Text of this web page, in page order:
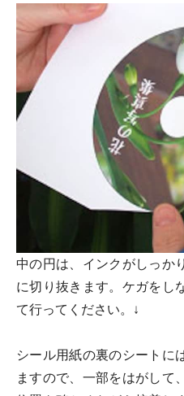
中の円は、インクがしっか
に切り抜きます。ケガをし
て行ってください。↓
シール用紙の裏のシートに
ますので、一部をはがして